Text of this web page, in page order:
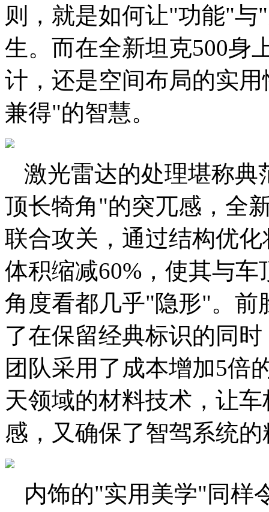
则，就是如何让"功能"
生。而在全新坦克500身
计，还是空间布局的实
兼得"的智慧。
激光雷达的处理堪称
顶长犄角"的突兀感，全
联合攻关，通过结构优
体积缩减60%，使其与
角度看都几乎"隐形"。前
了在保留经典标识的同
团队采用了成本增加5倍
天领域的材料技术，让
感，又确保了智驾系统
内饰的"实用美学"同样